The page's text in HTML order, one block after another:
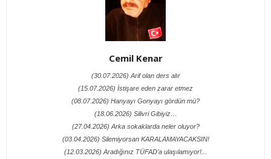
Cemil Kenar
(30.07.2026) Arif olan ders alır
(15.07.2026) İstişare eden zarar etmez
(08.07.2026) Hanyayı Gonyayı gördün mü?
(18.06.2026) Silivri Gibiyiz…
(27.04.2026) Arka sokaklarda neler oluyor?
(03.04.2026) Silemiyorsan KARALAMAYACAKSIN!
(12.03.2026) Aradığınız TÜFAD’a ulaşılamıyor!...